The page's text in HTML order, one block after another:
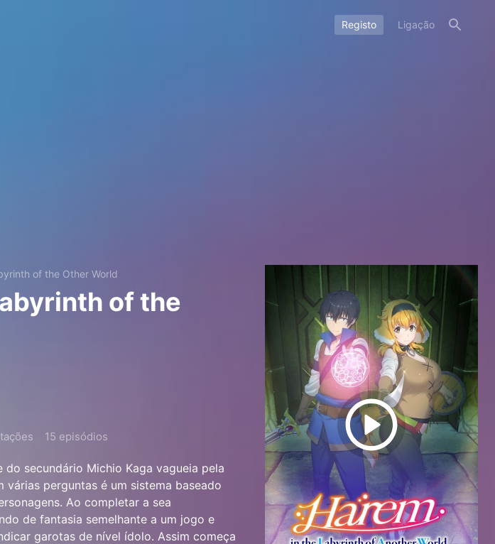
Registo Ligação
of the Other World
of the
15 episódios
secundário Michio Kaga vagueia pela
perguntas é um sistema baseado
Ao completar a sea
de fantasia semelhante a um jogo e
garotas de nível ídolo. Assim começa